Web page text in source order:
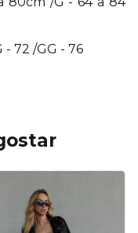
- 72 /GG - 76